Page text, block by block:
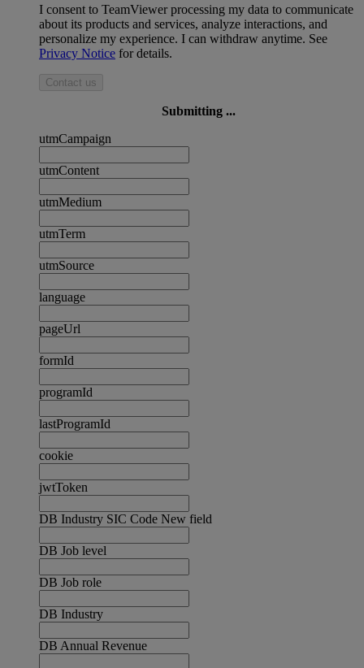
I consent to TeamViewer processing my data to communicate
about its products and services, analyze interactions, and
personalize my experience. I can withdraw anytime. See
Privacy Notice for details.
Contact us
Submitting ...
utmCampaign
utmContent
utmMedium
utmTerm
utmSource
language
pageUrl
formId
programId
lastProgramId
cookie
jwtToken
DB Industry SIC Code New field
DB Job level
DB Job role
DB Industry
DB Annual Revenue